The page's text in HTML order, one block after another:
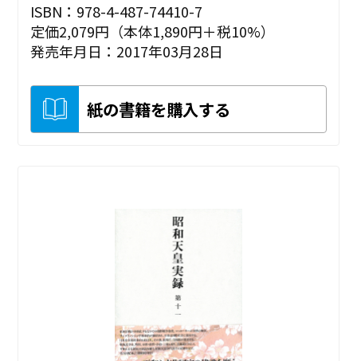
ISBN：978-4-487-74410-7
定価2,079円（本体1,890円＋税10%）
発売年月日：2017年03月28日
紙の書籍を購入する